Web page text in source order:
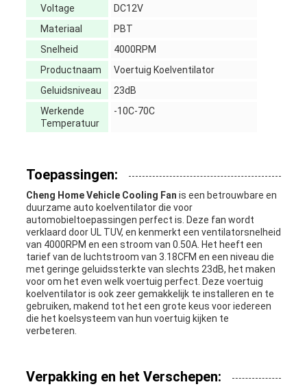
Voltage
DC12V
Materiaal
PBT
Snelheid
4000RPM
Productnaam
Voertuig Koelventilator
Geluidsniveau
23dB
Werkende
Temperatuur
-10C-70C
Toepassingen:
Cheng Home Vehicle Cooling Fan is een betrouwbare en
duurzame auto koelventilator die voor
automobieltoepassingen perfect is. Deze fan wordt
verklaard door UL TUV, en kenmerkt een ventilatorsnelheid
van 4000RPM en een stroom van 0.50A. Het heeft een
tarief van de luchtstroom van 3.18CFM en een niveau die
met geringe geluidssterkte van slechts 23dB, het maken
voor om het even welk voertuig perfect. Deze voertuig
koelventilator is ook zeer gemakkelijk te installeren en te
gebruiken, makend tot het een grote keus voor iedereen
die het koelsysteem van hun voertuig kijken te
verbeteren.
Verpakking en het Verschepen: